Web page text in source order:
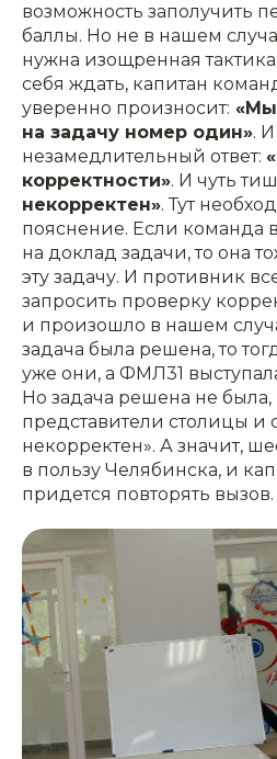
возможность заполучить
баллы. Но не в нашем
нужна изощренная
себя ждать, капитан
уверенно произносит:
на задачу номер один».
незамедлительный ответ:
корректности». И чуть
некорректен». Тут
пояснение. Если команда
на доклад задачи, то она
эту задачу. И противник
запросить проверку
и произошло в нашем
задача была решена, то
уже они, а ФМЛ31
Но задача решена не была,
представители столицы и
некорректен». А значит,
в пользу Челябинска, и
придется повторять вызов.